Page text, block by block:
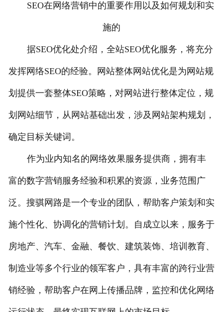
SEO在网络营销中的重要作用以及如何规划和实
施的
据SEO优化处介绍，全站SEO优化服务，将充分
发挥网络SEO的经验。网站整体网站优化是为网站规
划提供一套整体SEO策略，对网站进行整体定位，规
划网站细节，从网站基础出发，涉及网站架构规划，
确定目标关键词。
作为业内知名的网络效果服务提供商，拥有丰
富的数字营销服务经验和积累的资源，业务范围广
泛。搜骐网路是一个专业的团队，帮助客户策划和实
施个性化、协调化的营销计划。自成立以来，服务于
房地产、汽车、金融、餐饮、建筑装饰、培训教育、
制造业等多个行业的领军客户，具有丰富的跨行业营
销经验，帮助客户在网上传播品牌，监控和优化网络